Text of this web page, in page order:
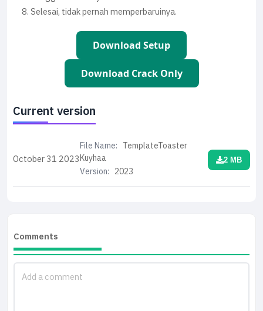
Selesai, tidak pernah memperbaruinya.
Download Setup
Download Crack Only
Current version
October 31 2023
File Name: TemplateToaster
Kuyhaa
Version: 2023
2 MB
Comments